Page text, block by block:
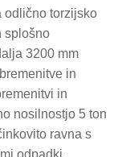
odlično torzijsko
splošno
3200 mm
in
in
nosilnostjo 5 ton
ravna s